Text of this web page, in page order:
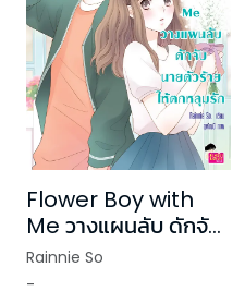
Flower Boy with
Me วางแผนลับ ดักจับ
นายตัวร้ายให้ตกหลุมรัก
Rainnie So
-